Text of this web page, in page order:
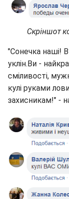
Скріншот
"Сонечка наші!
уклін.Ви -
сміливості,
кулі руками
захисникам!" -